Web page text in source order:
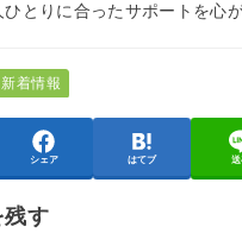
ひとりに合ったサポートを心
新着情報
シェア はてブ 送
残す